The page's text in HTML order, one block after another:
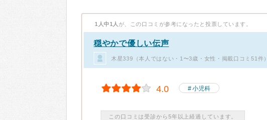
1人中1人 が、この口コミが参考になったと投票しています。
穏やかで優しい伝声
木星339（本人ではない・1〜3歳・女性・掲載口コミ51件）
4.0 小児科
この口コミは受診から5年以上経過しています。